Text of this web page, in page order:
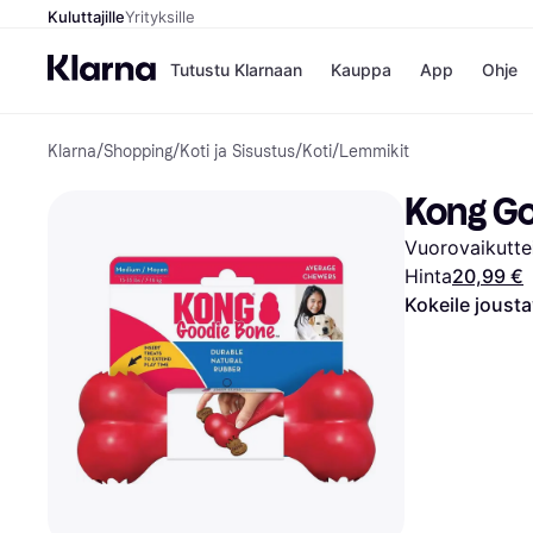
KuluttajilleYrityksille
Tutustu Klarnaan Kauppa
Gigantti
H&M
Peten
Wolt
App Ohje
Klarna/Shopping/Koti ja Sisustus/Koti/Lemmikit
Kong
Hinta20,99 €
Kokeile